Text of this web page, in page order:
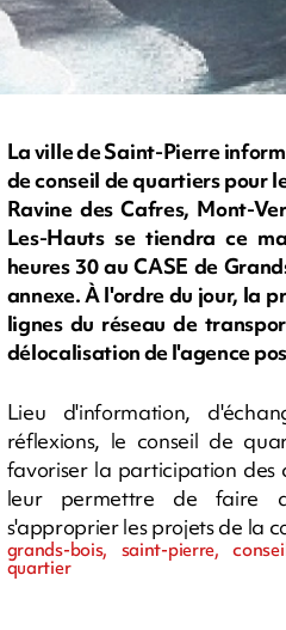
La ville de Saint-Pierre
de conseil de quartiers pour
Ravine des Cafres, Mont-
Les-Hauts se tiendra ce
heures 30 au CASE de
annexe. À l'ordre du jour, la
lignes du réseau de
délocalisation de l'agence
Lieu d'information,
réflexions, le conseil de
favoriser la participation des
leur permettre de faire
s'approprier les projets de la
grands-bois, saint-pierre,
quartier